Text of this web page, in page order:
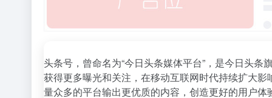
头条号，曾命名为“今日头条媒体平台”，是今日头
获得更多曝光和关注，在移动互联网时代持续扩大
量众多的平台输出更优质的内容，创造更好的用户体